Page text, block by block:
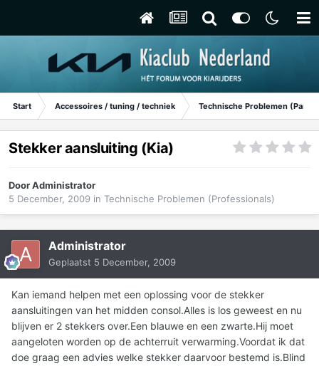
Start Accessoires / tuning / techniek Technische Problemen
Stekker aansluiting (Kia)
DoorAdministrator
5 December, 2009 in Technische Problemen (Professionals)
Administrator
Geplaatst 5 December, 2009
Kan iemand helpen met een oplossing voor de stekker
aansluitingen van het midden consol.Alles is los geweest en nu
blijven er 2 stekkers over.Een blauwe en een zwarte.Hij moet
aangeloten worden op de achterruit verwarming.Voordat ik dat
doe graag een advies welke stekker daarvoor bestemd is.Blind